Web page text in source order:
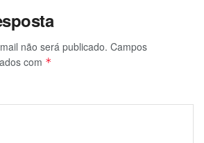
não será publicado. Campos
com *